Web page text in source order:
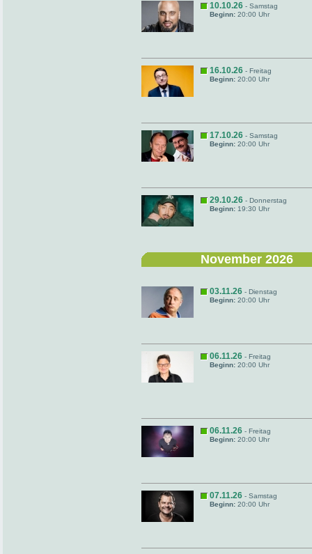
10.10.26 - Samstag
Beginn: 20:00 Uhr
16.10.26 - Freitag
Beginn: 20:00 Uhr
17.10.26 - Samstag
Beginn: 20:00 Uhr
29.10.26 - Donnerstag
Beginn: 19:30 Uhr
November 2026
03.11.26 - Dienstag
Beginn: 20:00 Uhr
06.11.26 - Freitag
Beginn: 20:00 Uhr
06.11.26 - Freitag
Beginn: 20:00 Uhr
07.11.26 - Samstag
Beginn: 20:00 Uhr